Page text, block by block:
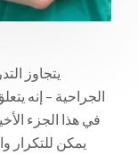
يتجاوز
الجراحية – إنه
في هذا الجزء
يمكن للتكرار